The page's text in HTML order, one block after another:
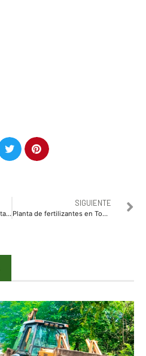
Dirigentes pesqueros de altamar promoverán la participación de su gremio en la consulta para que se quede la planta de fertilizantes de GPO
SIGUIENTE
Planta de fertilizantes en Topolobampo beneficiará a toda la agricultura nacional: Rocha